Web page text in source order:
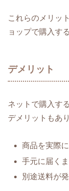
これらのメリッ
ョップで購入す
デメリット
ネットで購入す
デメリットもあ
商品を実際
手元に届く
別途送料が